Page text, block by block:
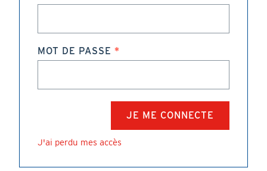
MOT DE PASSE
J'ai perdu mes accès